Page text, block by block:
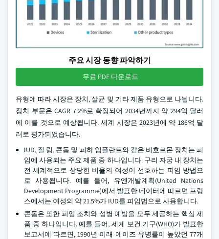
주요 시장 동향 파악하기
무료 PDF 다운로드
유형에 따라 시장은 장치, 살균 및 기타 제품 유형으로 나뉩니다.
장치 부문은 CAGR 7.2%로 확장되어 2034년까지 약 294억 달러
에 이를 것으로 예상됩니다. 세계 시장은 2023년에 약 186억 달
러로 평가되었습니다.
IUD, 질 링, 콘돔 및 피하 임플란트와 같은 비호르몬 장치는 피
임에 사용되는 주요 제품 중 하나입니다. 구리 자궁 내 장치는
전 세계적으로 상당한 비율의 여성이 선호하는 피임 방법으
로 사용됩니다. 예를 들어, 유엔개발계획(United Nations
Development Programme)에서 발표한 데이터에 따르면 프랑
스에서는 여성의 약 21.5%가 IUD를 피임법으로 사용합니다.
콘돔은 또한 피임 조치와 성병 예방을 모두 제공하는 핵심 제
품 중 하나입니다. 예를 들어, 세계 보건 기구(WHO)가 발표한
보고서에 따르면, 1990년 이래 에이즈 유병률이 높았던 77개